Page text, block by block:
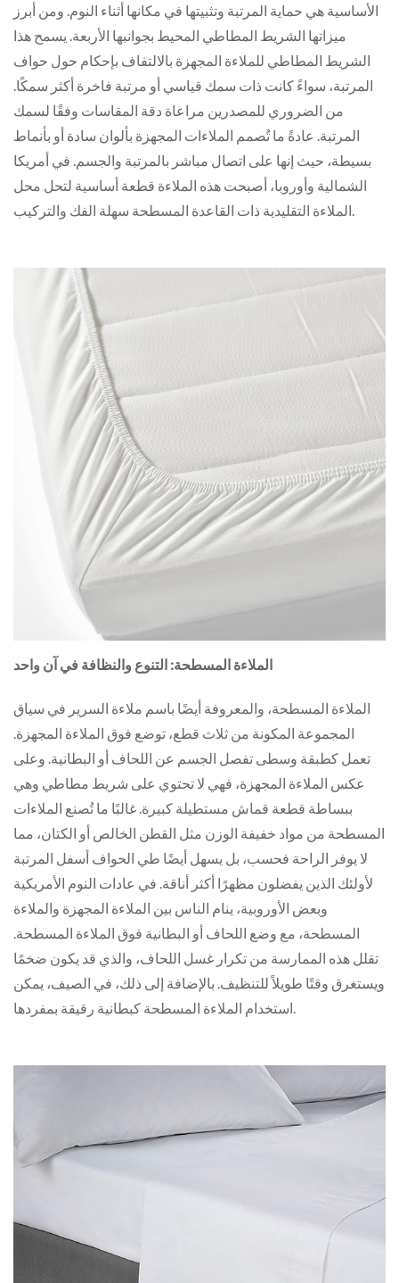
الأساسية هي حماية المرتبة وتثبيتها في مكانها أثناء النوم. ومن أبرز
ميزاتها الشريط المطاطي المحيط بجوانبها الأربعة. يسمح هذا
الشريط المطاطي للملاءة المجهزة بالالتفاف بإحكام حول حواف
المرتبة، سواءً كانت ذات سمك قياسي أو مرتبة فاخرة أكثر سمكًا.
من الضروري للمصدرين مراعاة دقة المقاسات وفقًا لسمك
المرتبة. عادةً ما تُصمم الملاءات المجهزة بألوان سادة أو بأنماط
بسيطة، حيث إنها على اتصال مباشر بالمرتبة والجسم. في أمريكا
الشمالية وأوروبا، أصبحت هذه الملاءة قطعة أساسية لتحل محل
الملاءة المسطحة: التنوع والنظافة في آن واحد
الملاءة المسطحة، والمعروفة أيضًا باسم ملاءة السرير في سياق
المجموعة المكونة من ثلاث قطع، توضع فوق الملاءة المجهزة.
تعمل كطبقة وسطى تفصل الجسم عن اللحاف أو البطانية. وعلى
عكس الملاءة المجهزة، فهي لا تحتوي على شريط مطاطي وهي
ببساطة قطعة قماش مستطيلة كبيرة. غالبًا ما تُصنع الملاءات
المسطحة من مواد خفيفة الوزن مثل القطن الخالص أو الكتان، مما
لا يوفر الراحة فحسب، بل يسهل أيضًا طي الحواف أسفل المرتبة
لأولئك الذين يفضلون مظهرًا أكثر أناقة. في عادات النوم الأمريكية
وبعض الأوروبية، ينام الناس بين الملاءة المجهزة والملاءة
المسطحة، مع وضع اللحاف أو البطانية فوق الملاءة المسطحة.
تقلل هذه الممارسة من تكرار غسل اللحاف، والذي قد يكون ضخمًا
ويستغرق وقتًا طويلاً للتنظيف. بالإضافة إلى ذلك، في الصيف، يمكن